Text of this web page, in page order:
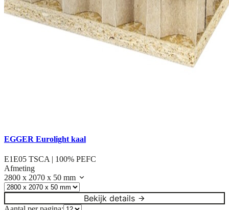
EGGER Eurolight kaal
E1E05 TSCA | 100% PEFC
Afmeting
2800 x 2070 x 50 mm
Bekijk details